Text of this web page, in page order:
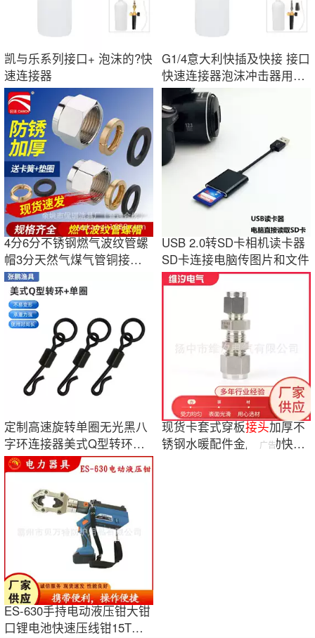
凯与乐系列接口+ 泡沫的?快
速连接器
G1/4意大利快插及快接 接口
快速连接器泡沫冲击器用于
高压清洗枪
4分6分不锈钢燃气波纹管螺
帽3分天然气煤气管铜接头
燃气专用螺母
USB 2.0转SD卡相机读卡器
SD卡连接电脑传图片和文件
定制高速旋转单圈无光黑八
字环连接器美式Q型转环单
圈钓鱼用品
现货卡套式穿板接头加厚不
锈钢水暖配件金属气动快拧
广告
ES-630手持电动液压钳大钳
口锂电池快速压线钳15T充